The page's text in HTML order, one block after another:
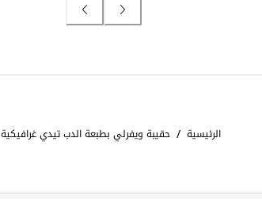
الرئيسية / حقيبة ويفرلي بطبعة الدب تيدي غرافيكية